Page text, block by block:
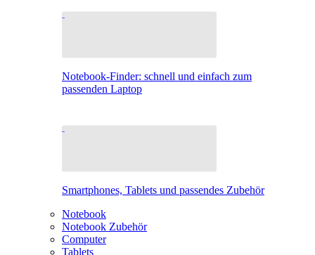
Notebook-Finder: schnell und einfach zum
passenden Laptop
Smartphones, Tablets und passendes Zubehör
Notebook
Notebook Zubehör
Computer
Tablets